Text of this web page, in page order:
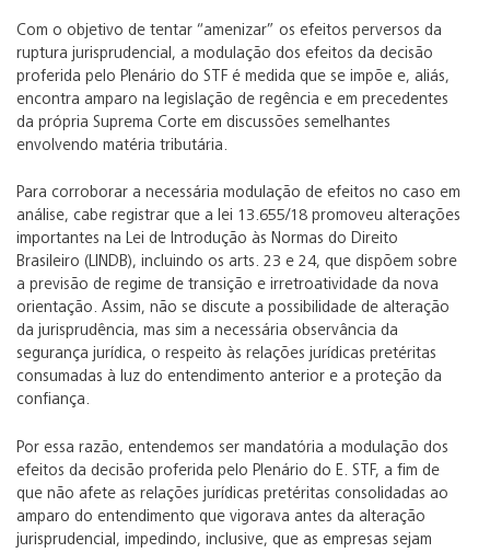
Com o objetivo de tentar “amenizar” os efeitos perversos da
ruptura jurisprudencial, a modulação dos efeitos da decisão
proferida pelo Plenário do STF é medida que se impõe e, aliás,
encontra amparo na legislação de regência e em precedentes
da própria Suprema Corte em discussões semelhantes
envolvendo matéria tributária.
Para corroborar a necessária modulação de efeitos no caso em
análise, cabe registrar que a lei 13.655/18 promoveu alterações
importantes na Lei de Introdução às Normas do Direito
Brasileiro (LINDB), incluindo os arts. 23 e 24, que dispõem sobre
a previsão de regime de transição e irretroatividade da nova
orientação. Assim, não se discute a possibilidade de alteração
da jurisprudência, mas sim a necessária observância da
segurança jurídica, o respeito às relações jurídicas pretéritas
consumadas à luz do entendimento anterior e a proteção da
confiança.
Por essa razão, entendemos ser mandatória a modulação dos
efeitos da decisão proferida pelo Plenário do E. STF, a fim de
que não afete as relações jurídicas pretéritas consolidadas ao
amparo do entendimento que vigorava antes da alteração
jurisprudencial, impedindo, inclusive, que as empresas sejam